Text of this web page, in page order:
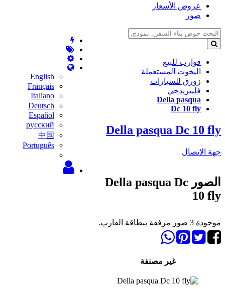
عروض الأسعار
صور
English
Français
Italiano
Deutsch
Español
русский
中国
Português
قوارب للبيع
اليخوت المستعملة
زورق للسيارات
فليبريدجي
Della pasqua
Dc 10 fly
Della pasqua Dc 10 fly
جهة الاتصال
الصور Della pasqua Dc
10 fly
موجودة 3 صور مرفقة ببطاقة القارب.
غير مصنفة